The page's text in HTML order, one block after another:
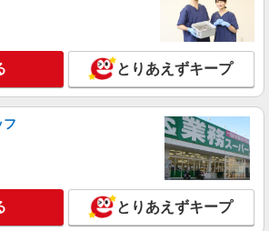
詳細を見る
張駅＊少人数グルホで利用者さんと家事や掃
時給1500円〜2125円 ＜日払い有/週払い有/交
全支給(ガソリン代含む)＞
とりあえずキープ
フ
とりあえずキープ